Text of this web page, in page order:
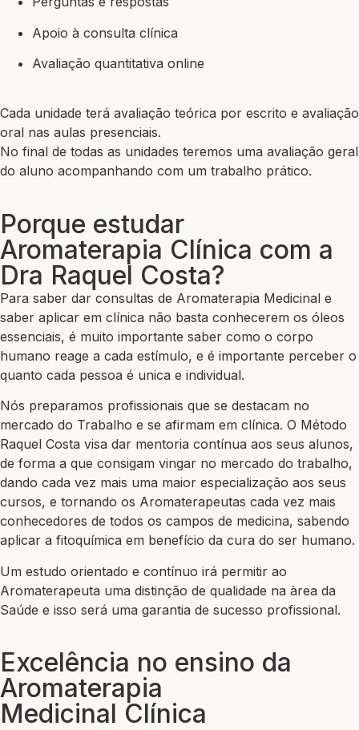
Apoio à consulta clínica
Avaliação quantitativa online
Cada unidade terá avaliação teórica por escrito e avaliação
oral nas aulas presenciais.
No final de todas as unidades teremos uma avaliação geral
do aluno acompanhando com um trabalho prático.
Porque estudar
Aromaterapia Clínica com a
Dra Raquel Costa?
Para saber dar consultas de Aromaterapia Medicinal e
saber aplicar em clínica não basta conhecerem os óleos
essenciais, é muito importante saber como o corpo
humano reage a cada estímulo, e é importante perceber o
quanto cada pessoa é unica e individual.
Nós preparamos profissionais que se destacam no
mercado do Trabalho e se afirmam em clínica. O Método
Raquel Costa visa dar mentoria contínua aos seus alunos,
de forma a que consigam vingar no mercado do trabalho,
dando cada vez mais uma maior especialização aos seus
cursos, e tornando os Aromaterapeutas cada vez mais
conhecedores de todos os campos de medicina, sabendo
aplicar a fitoquímica em benefício da cura do ser humano.
Um estudo orientado e contínuo irá permitir ao
Aromaterapeuta uma distinção de qualidade na àrea da
Saúde e isso será uma garantia de sucesso profissional.
Excelência no ensino da
Aromaterapia
Medicinal Clínica